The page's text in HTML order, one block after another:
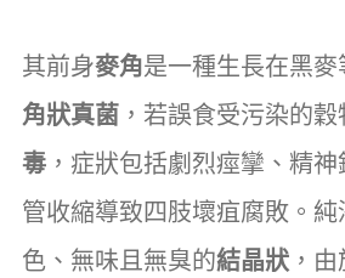
其前身麥角是一種生長在黑
角狀真菌 ，若誤食受污染的
毒 ，症狀包括劇烈痙攣、精
管收縮導致四肢壞疽腐敗。
色、無味且無臭的結晶狀 ，